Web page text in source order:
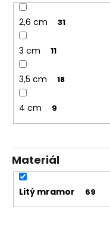
2,6 cm 31
3 cm 11
3,5 cm 18
4 cm 9
Materiál
Litý mramor 69